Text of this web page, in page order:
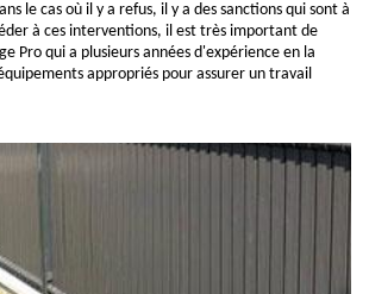
le cas où il y a refus, il y a des sanctions qui sont à
à ces interventions, il est très important de
Pro qui a plusieurs années d'expérience en la
appropriés pour assurer un travail